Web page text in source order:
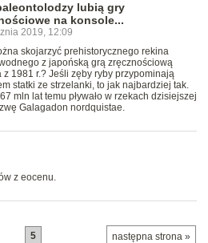
lubią gry
na konsole...
2019, 12:09
skojarzyć prehistorycznego rekina
z japońską grą zręcznościową
z 1981 r.? Jeśli zęby ryby przypominają
statki ze strzelanki, to jak najbardziej tak.
mln lat temu pływało w rzekach dzisiejszej
Galagadon nordquistae.
z eocenu.
następna strona »
5